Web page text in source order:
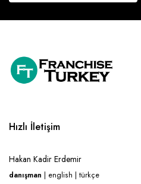
Hızlı İletişim
Hakan Kadir Erdemir
danışman | english | türkçe